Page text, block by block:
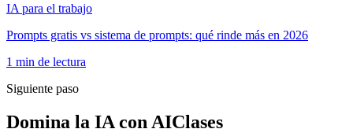
IA para el trabajo
Prompts gratis vs sistema de prompts: qué rinde más en 2026
1 min de lectura
Siguiente paso
Domina la IA con AIClases